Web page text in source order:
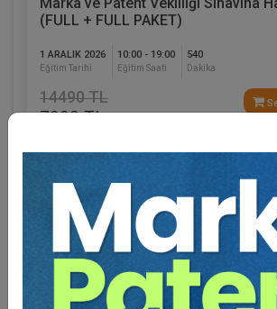
(FULL + FULL PAKET)
1 ARALIK 2026
Eğitim Tarihi
10:00 - 19:00
Eğitim Saati
540
Dakika
14490 TL
7990 TL
Eğitmen Hakkında